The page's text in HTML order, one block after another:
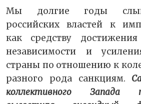
Мы долгие годы
российских властей к
как средству
независимости и
страны по отношению к
разного рода санкциям.
коллективного Запада